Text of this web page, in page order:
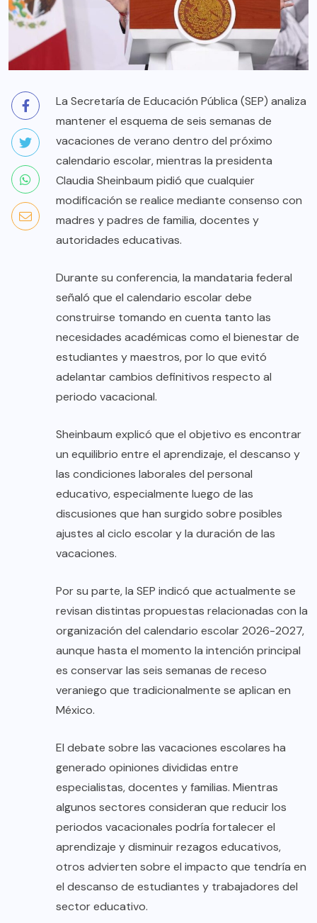
La Secretaría de Educación Pública (SEP) analiza
mantener el esquema de seis semanas de
vacaciones de verano dentro del próximo
calendario escolar, mientras la presidenta
Claudia Sheinbaum pidió que cualquier
modificación se realice mediante consenso con
madres y padres de familia, docentes y
autoridades educativas.
Durante su conferencia, la mandataria federal
señaló que el calendario escolar debe
construirse tomando en cuenta tanto las
necesidades académicas como el bienestar de
estudiantes y maestros, por lo que evitó
adelantar cambios definitivos respecto al
periodo vacacional.
Sheinbaum explicó que el objetivo es encontrar
un equilibrio entre el aprendizaje, el descanso y
las condiciones laborales del personal
educativo, especialmente luego de las
discusiones que han surgido sobre posibles
ajustes al ciclo escolar y la duración de las
vacaciones.
Por su parte, la SEP indicó que actualmente se
revisan distintas propuestas relacionadas con la
organización del calendario escolar 2026-2027,
aunque hasta el momento la intención principal
es conservar las seis semanas de receso
veraniego que tradicionalmente se aplican en
México.
El debate sobre las vacaciones escolares ha
generado opiniones divididas entre
especialistas, docentes y familias. Mientras
algunos sectores consideran que reducir los
periodos vacacionales podría fortalecer el
aprendizaje y disminuir rezagos educativos,
otros advierten sobre el impacto que tendría en
el descanso de estudiantes y trabajadores del
sector educativo.